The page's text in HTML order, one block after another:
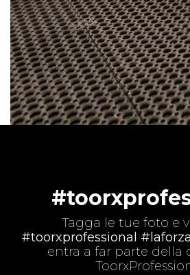
Tagga le tue foto e
#toorxprofessional
entra a far parte della